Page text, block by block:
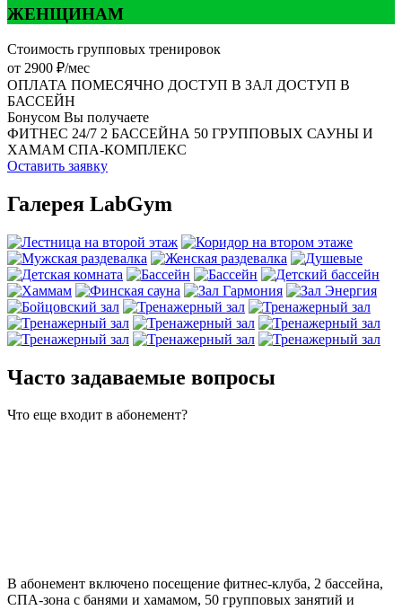
ЖЕНЩИНАМ
Стоимость групповых тренировок
от 2900 ₽/мес
ОПЛАТА ПОМЕСЯЧНО ДОСТУП В ЗАЛ ДОСТУП В
БАССЕЙН
Бонусом Вы получаете
ФИТНЕС 24/7 2 БАССЕЙНА 50 ГРУППОВЫХ САУНЫ И
ХАМАМ СПА-КОМПЛЕКС
Оставить заявку
Галерея LabGym
Часто задаваемые вопросы
Что еще входит в абонемент?
В абонемент включено посещение фитнес-клуба, 2 бассейна,
СПА-зона с банями и хамамом, 50 групповых занятий и